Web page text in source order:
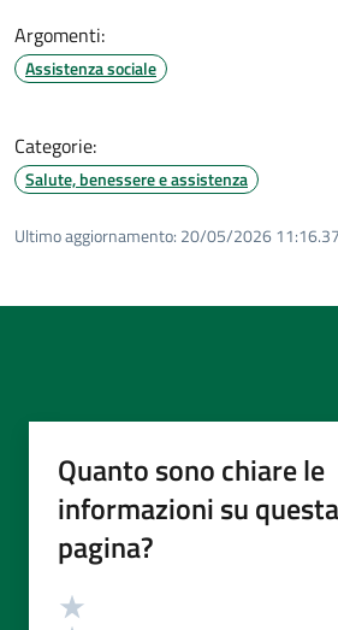
Argomenti:
Assistenza sociale
Categorie:
Salute, benessere e assistenza
Ultimo aggiornamento: 20/05/2026 11:16.37
Quanto sono chiare le
informazioni su questa
pagina?
Valutazione